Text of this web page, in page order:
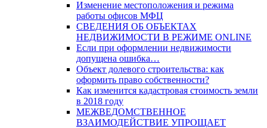
Изменение местоположения и режима
работы офисов МФЦ
СВЕДЕНИЯ ОБ ОБЪЕКТАХ
НЕДВИЖИМОСТИ В РЕЖИМЕ ONLINE
Если при оформлении недвижимости
допущена ошибка…
Объект долевого строительства: как
оформить право собственности?
Как изменится кадастровая стоимость земли
в 2018 году
МЕЖВЕДОМСТВЕННОЕ
ВЗАИМОДЕЙСТВИЕ УПРОЩАЕТ